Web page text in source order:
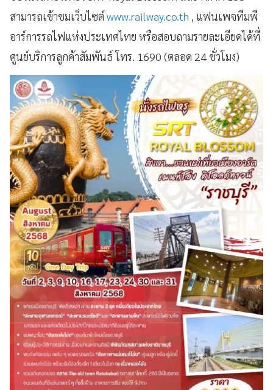
สามารถเข้าชมเว็บไซต์ www.railway.co.th , แฟนเพจทีมพี
อาร์การรถไฟแห่งประเทศไทย หรือสอบถามรายละเอียดได้ที่
ศูนย์บริการลูกค้าสัมพันธ์ โทร. 1690 (ตลอด 24 ชั่วโมง)